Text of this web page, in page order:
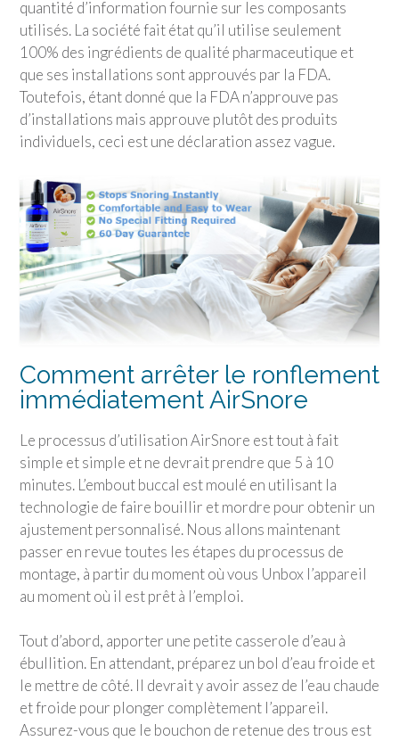
quantité d’information fournie sur les composants
utilisés. La société fait état qu’il utilise seulement
100% des ingrédients de qualité pharmaceutique et
que ses installations sont approuvés par la FDA.
Toutefois, étant donné que la FDA n’approuve pas
d’installations mais approuve plutôt des produits
individuels, ceci est une déclaration assez vague.
Comment arrêter le ronflement
immédiatement AirSnore
Le processus d’utilisation AirSnore est tout à fait
simple et simple et ne devrait prendre que 5 à 10
minutes. L’embout buccal est moulé en utilisant la
technologie de faire bouillir et mordre pour obtenir un
ajustement personnalisé. Nous allons maintenant
passer en revue toutes les étapes du processus de
montage, à partir du moment où vous Unbox l’appareil
au moment où il est prêt à l’emploi.
Tout d’abord, apporter une petite casserole d’eau à
ébullition. En attendant, préparez un bol d’eau froide et
le mettre de côté. Il devrait y avoir assez de l’eau chaude
et froide pour plonger complètement l’appareil.
Assurez-vous que le bouchon de retenue des trous est